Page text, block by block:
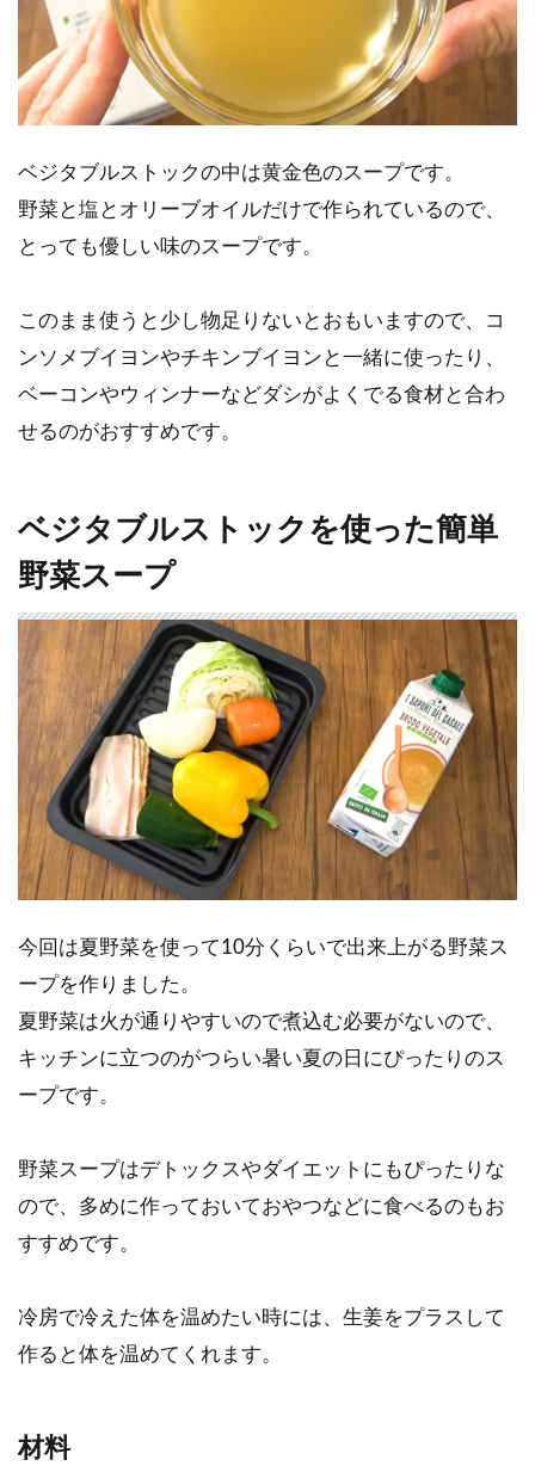
ベジタブルストックの中は黄金色のスープです。
野菜と塩とオリーブオイルだけで作られているので、
とっても優しい味のスープです。
このまま使うと少し物足りないとおもいますので、コ
ンソメブイヨンやチキンブイヨンと一緒に使ったり、
ベーコンやウィンナーなどダシがよくでる食材と合わ
せるのがおすすめです。
ベジタブルストックを使った簡単
野菜スープ
今回は夏野菜を使って10分くらいで出来上がる野菜ス
ープを作りました。
夏野菜は火が通りやすいので煮込む必要がないので、
キッチンに立つのがつらい暑い夏の日にぴったりのス
ープです。
野菜スープはデトックスやダイエットにもぴったりな
ので、多めに作っておいておやつなどに食べるのもお
すすめです。
冷房で冷えた体を温めたい時には、生姜をプラスして
作ると体を温めてくれます。
材料